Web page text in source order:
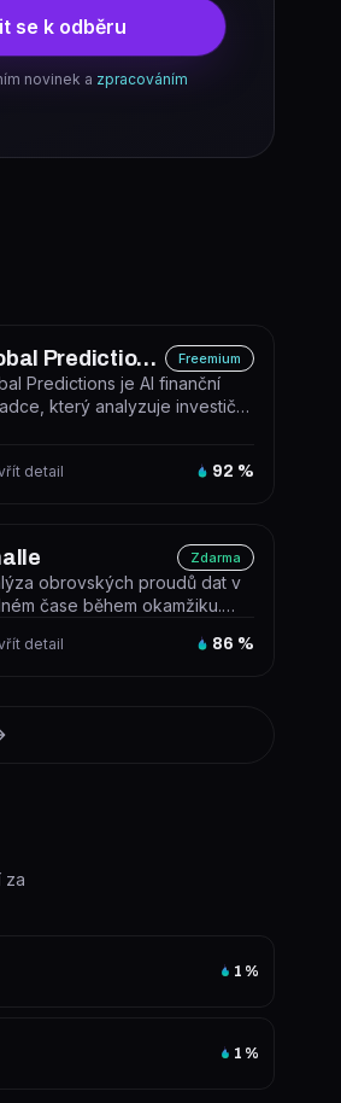
se k odběru
novinek a zpracováním
Global Predictions Inc Freemium
Predictions je AI finanční
který analyzuje investiční
detail 92 %
Zdarma
obrovských proudů dat v
čase během okamžiku.
detail 86 %
za
1 %
1 %